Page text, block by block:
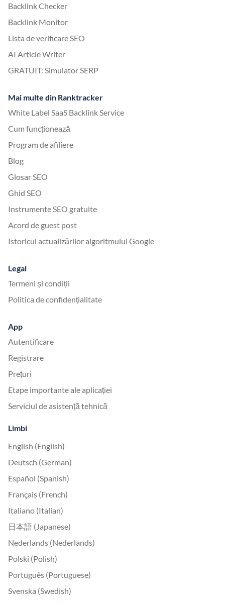
Backlink Checker
Backlink Monitor
Lista de verificare SEO
AI Article Writer
GRATUIT: Simulator SERP
Mai multe din Ranktracker
White Label SaaS Backlink Service
Cum funcționează
Program de afiliere
Blog
Glosar SEO
Ghid SEO
Instrumente SEO gratuite
Acord de guest post
Istoricul actualizărilor algoritmului Google
Legal
Termeni și condiții
Politica de confidențialitate
App
Autentificare
Registrare
Prețuri
Etape importante ale aplicației
Serviciul de asistență tehnică
Limbi
English (English)
Deutsch (German)
Español (Spanish)
Français (French)
Italiano (Italian)
日本語 (Japanese)
Nederlands (Nederlands)
Polski (Polish)
Português (Portuguese)
Svenska (Swedish)